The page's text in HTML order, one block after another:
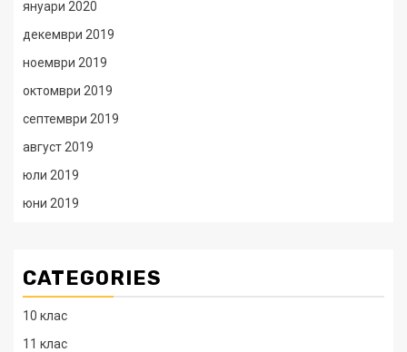
януари 2020
декември 2019
ноември 2019
октомври 2019
септември 2019
август 2019
юли 2019
юни 2019
CATEGORIES
10 клас
11 клас